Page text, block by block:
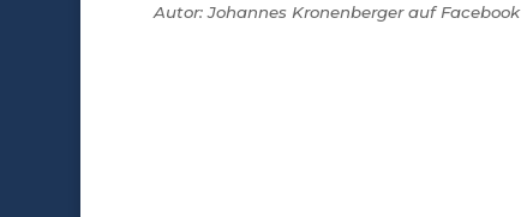
Autor: Johannes Kronenberger auf Facebook